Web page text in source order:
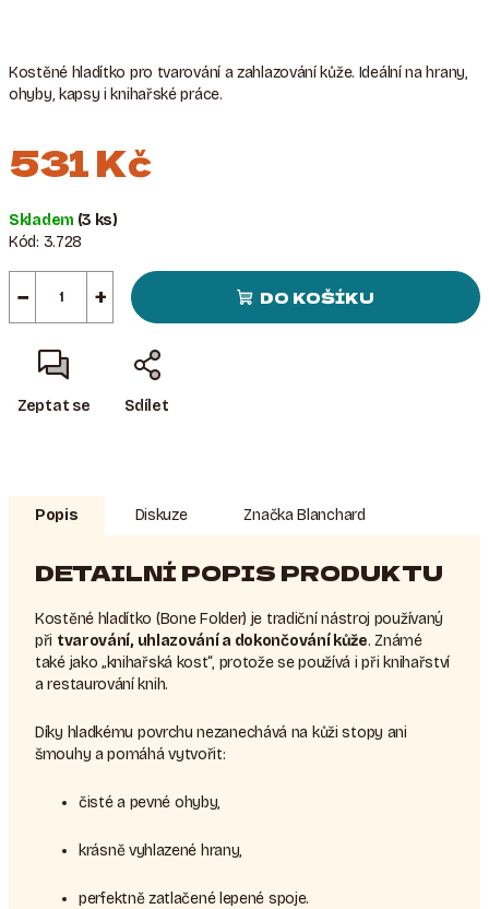
Kostěné hladítko pro tvarování a zahlazování kůže. Ideální na hrany,
ohyby, kapsy i knihařské práce.
531 Kč
cena:
Skladem (3 ks)
Kód: 3.728
+
− DO KOŠÍKU
Zeptat se Sdílet
Popis Diskuze ZnačkaBlanchard
DETAILNÍ POPIS PRODUKTU
Kostěné hladítko (Bone Folder) je tradiční nástroj používaný
při tvarování, uhlazování a dokončování kůže. Známé
také jako „knihařská kost“, protože se používá i při knihařství
a restaurování knih.
Díky hladkému povrchu nezanechává na kůži stopy ani
šmouhy a pomáhá vytvořit:
čisté a pevné ohyby,
krásně vyhlazené hrany,
perfektně zatlačené lepené spoje.